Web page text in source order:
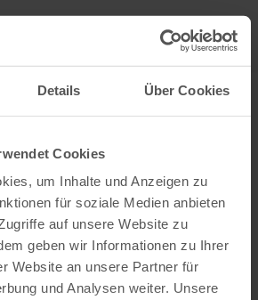
Details Über Cookies
Cookies
um Inhalte und Anzeigen zu
für soziale Medien anbieten
auf unsere Website zu
geben wir Informationen zu Ihrer
Website an unsere Partner für
und Analysen weiter. Unsere
INTERACTIVE MAP
my
Open filter